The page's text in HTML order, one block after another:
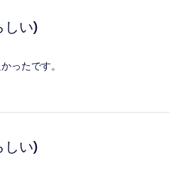
しい)
ったです。
しい)